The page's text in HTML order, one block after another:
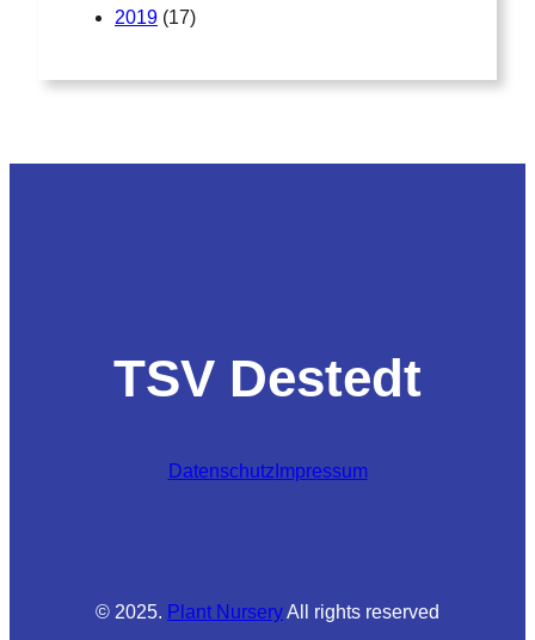
2019 (17)
TSV Destedt
Datenschutz Impressum
© 2025. Plant NurseryAll rights reserved